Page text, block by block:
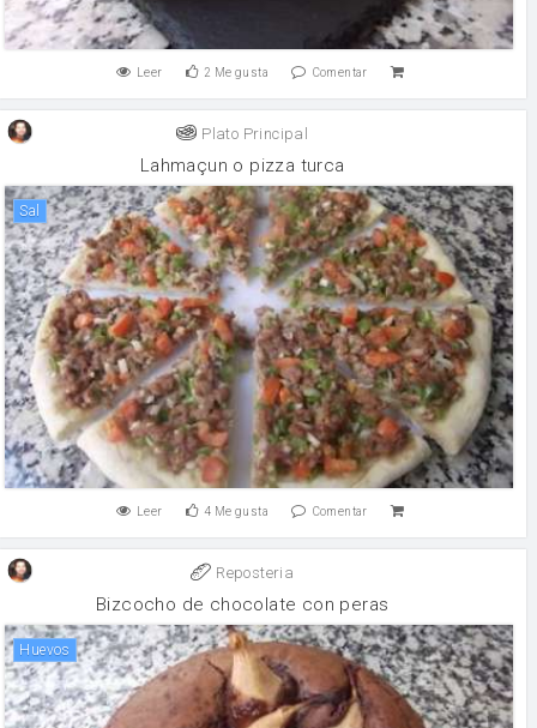
Leer 2 Me gusta Comentar
Plato Principal
Lahmaçun o pizza turca
sal
Leer 4 Me gusta Comentar
Reposteria
Bizcocho de chocolate con peras
huevos